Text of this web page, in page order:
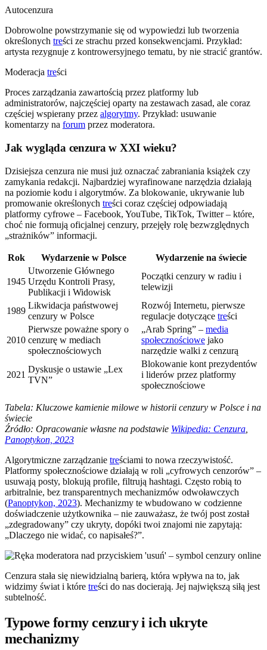
Autocenzura
Dobrowolne powstrzymanie się od wypowiedzi lub tworzenia
określonych treści ze strachu przed konsekwencjami. Przykład:
artysta rezygnuje z kontrowersyjnego tematu, by nie stracić grantów.
Moderacja treści
Proces zarządzania zawartością przez platformy lub
administratorów, najczęściej oparty na zestawach zasad, ale coraz
częściej wspierany przez algorytmy. Przykład: usuwanie
komentarzy na forum przez moderatora.
Jak wygląda cenzura w XXI wieku?
Dzisiejsza cenzura nie musi już oznaczać zabraniania książek czy
zamykania redakcji. Najbardziej wyrafinowane narzędzia działają
na poziomie kodu i algorytmów. Za blokowanie, ukrywanie lub
promowanie określonych treści coraz częściej odpowiadają
platformy cyfrowe – Facebook, YouTube, TikTok, Twitter – które,
choć nie formują oficjalnej cenzury, przejęły rolę bezwzględnych
„strażników” informacji.
Rok Wydarzenie w Polsce Wydarzenie na świecie
1945
Utworzenie Głównego
Urzędu Kontroli Prasy,
Publikacji i Widowisk
Początki cenzury w radiu i
telewizji
1989
Likwidacja państwowej
cenzury w Polsce
Rozwój Internetu, pierwsze
regulacje dotyczące treści
2010
Pierwsze poważne spory o
cenzurę w mediach
społecznościowych
„Arab Spring” – media
społecznościowe jako
narzędzie walki z cenzurą
2021
Dyskusje o ustawie „Lex
TVN”
Blokowanie kont prezydentów
i liderów przez platformy
społecznościowe
Tabela: Kluczowe kamienie milowe w historii cenzury w Polsce i na
świecie
Źródło: Opracowanie własne na podstawie Wikipedia: Cenzura
Panoptykon, 2023
Algorytmiczne zarządzanie treściami to nowa rzeczywistość.
Platformy społecznościowe działają w roli „cyfrowych cenzorów” –
usuwają posty, blokują profile, filtrują hashtagi. Często robią to
arbitralnie, bez transparentnych mechanizmów odwoławczych
(Panoptykon, 2023). Mechanizmy te wbudowano w codzienne
doświadczenie użytkownika – nie zauważasz, że twój post został
„zdegradowany” czy ukryty, dopóki twoi znajomi nie zapytają:
„Dlaczego nie widać, co napisałeś?”.
Cenzura stała się niewidzialną barierą, która wpływa na to, jak
widzimy świat i które treści do nas docierają. Jej największą siłą jest
subtelność.
Typowe formy cenzury i ich ukryte
mechanizmy